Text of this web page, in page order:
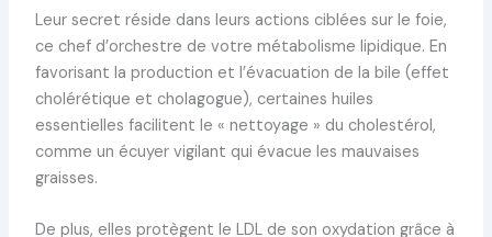
Leur secret réside dans leurs actions ciblées sur le foie,
ce chef d’orchestre de votre métabolisme lipidique. En
favorisant la production et l’évacuation de la bile (effet
cholérétique et cholagogue), certaines huiles
essentielles facilitent le « nettoyage » du cholestérol,
comme un écuyer vigilant qui évacue les mauvaises
graisses.
De plus, elles protègent le LDL de son oxydation grâce à